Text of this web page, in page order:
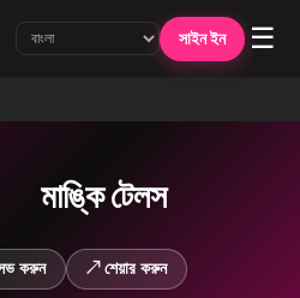
সাইন ইন ☰
মাঙ্কি টেলস
করুন ↗ শেয়ার করুন